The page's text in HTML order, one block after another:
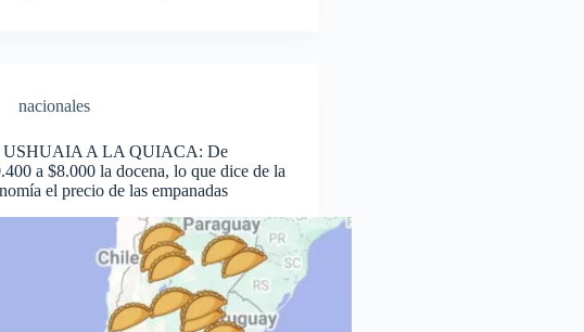
nacionales
USHUAIA A LA QUIACA: De
a $8.000 la docena, lo que dice de la
el precio de las empanadas